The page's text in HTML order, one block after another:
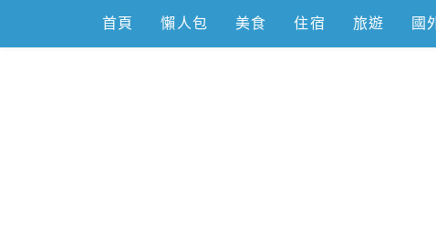
content
首頁 懶人包 美食 住宿 旅遊 國